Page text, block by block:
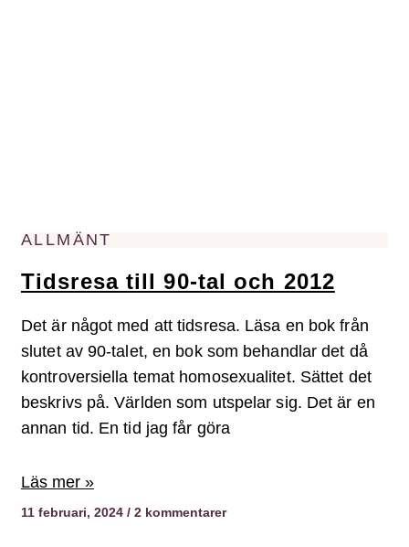
ALLMÄNT
Tidsresa till 90-tal och 2012
Det är något med att tidsresa. Läsa en bok från
slutet av 90-talet, en bok som behandlar det då
kontroversiella temat homosexualitet. Sättet det
beskrivs på. Världen som utspelar sig. Det är en
annan tid. En tid jag får göra
Läs mer »
11 februari, 2024 2 kommentarer